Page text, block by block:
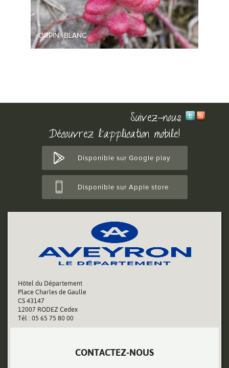
ORPIN BLANC
Suivez-nous
Découvrez l'application mobile!
Disponible sur Google play
Disponible sur Apple store
Hôtel du Département
Place Charles de Gaulle
CS 43147
12007 RODEZ Cedex
Tél : 05 65 75 80 00
CONTACTEZ-NOUS